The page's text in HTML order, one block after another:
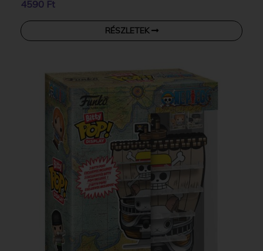
4590 Ft
RÉSZLETEK